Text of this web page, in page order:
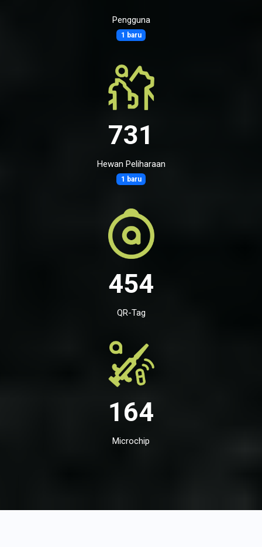
Pengguna
1 baru
731
Hewan Peliharaan
1 baru
454
QR-Tag
164
Microchip